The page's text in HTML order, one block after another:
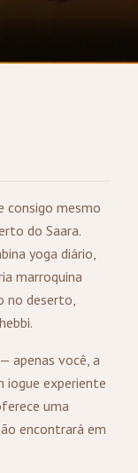
consigo mesmo
do Saara.
yoga diário,
marroquina
no deserto,
apenas você, a
iogue experiente
uma
encontrará em